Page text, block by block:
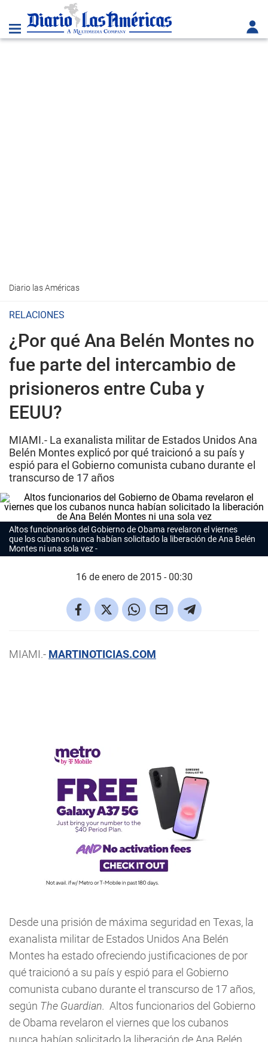
Diario las Américas
RELACIONES
¿Por qué Ana Belén Montes no
fue parte del intercambio de
prisioneros entre Cuba y
EEUU?
MIAMI.- La exanalista militar de Estados Unidos Ana
Belén Montes explicó por qué traicionó a su país y
espió para el Gobierno comunista cubano durante el
transcurso de 17 años
Altos funcionarios del Gobierno de Obama revelaron el viernes
que los cubanos nunca habían solicitado la liberación de Ana Belén
Montes ni una sola vez
16 de enero de 2015 - 00:30
MIAMI.- MARTINOTICIAS.COM
Desde una prisión de máxima seguridad en Texas, la
exanalista militar de Estados Unidos Ana Belén
Montes ha estado ofreciendo justificaciones de por
qué traicionó a su país y espió para el Gobierno
comunista cubano durante el transcurso de 17 años,
según The Guardian. Altos funcionarios del Gobierno
de Obama revelaron el viernes que los cubanos
nunca habían solicitado la liberación de Ana Belén